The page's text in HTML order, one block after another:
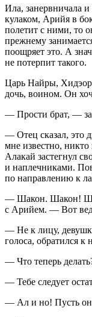
Ила, занервничала и
кулаком, Арийя в
полетит с ними, то
прежнему
поощряет это. А
не потерпит такого.
Царь Найры,
дочь, воином. Он
— Прости брат, —
— Отец сказал, это
мне известно,
Алакай застегнул
и наплечниками.
по направлению к
— Шакон. Шакон!
с Арийем. — Вот
— Не к лицу,
голоса, обратился к
— Что теперь
— Тебе следует
— Ал и но! Пусть